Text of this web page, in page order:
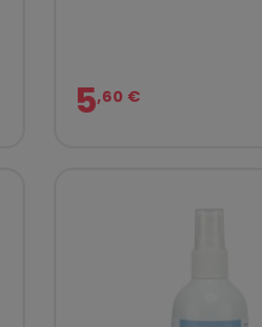
5,60 €